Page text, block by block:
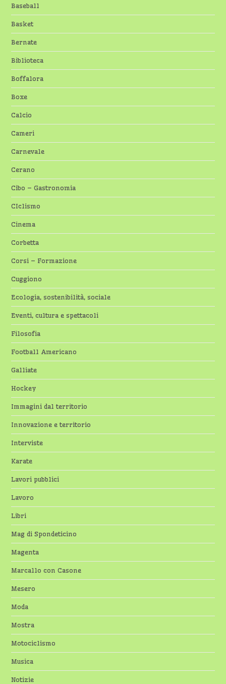
Baseball
Basket
Bernate
Biblioteca
Boffalora
Boxe
Calcio
Cameri
Carnevale
Cerano
Cibo – Gastronomia
CIclismo
Cinema
Corbetta
Corsi – Formazione
Cuggiono
Ecologia, sostenibilità, sociale
Eventi, cultura e spettacoli
Filosofia
Football Americano
Galliate
Hockey
Immagini dal territorio
Innovazione e territorio
Interviste
Karate
Lavori pubblici
Lavoro
Libri
Mag di Spondeticino
Magenta
Marcallo con Casone
Mesero
Moda
Mostra
Motociclismo
Musica
Notizie